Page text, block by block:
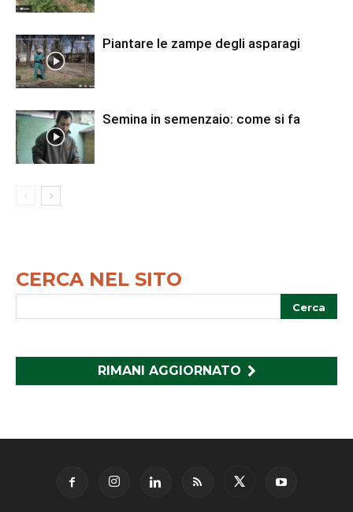
Piantare le zampe degli asparagi
Semina in semenzaio: come si fa
CERCA NEL SITO
RIMANI AGGIORNATO